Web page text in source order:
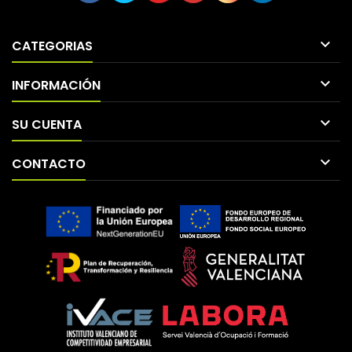
CATEGORIAS 
INFORMACIÓN 
SU CUENTA 
CONTACTO 